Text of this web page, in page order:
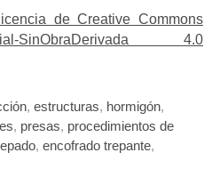
licencia de Creative Commons
SinObraDerivada 4.0
, estructuras, hormigón,
, presas, procedimientos de
, encofrado trepante,